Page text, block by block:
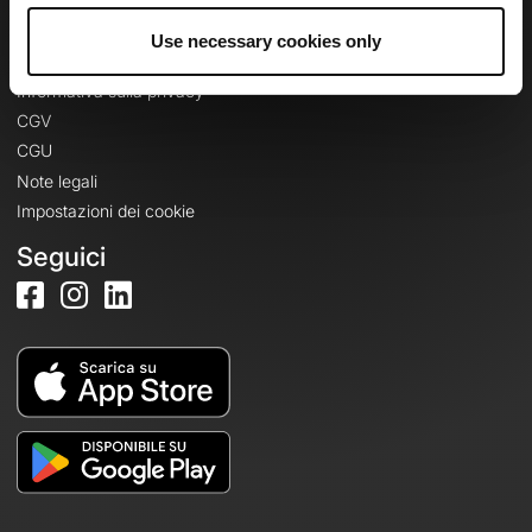
Use necessary cookies only
Informazioni legali
Informativa sulla privacy
CGV
CGU
Note legali
Impostazioni dei cookie
Seguici